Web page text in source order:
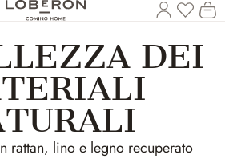
Hai 0Il
DEI
rattan, lino e legno recuperato